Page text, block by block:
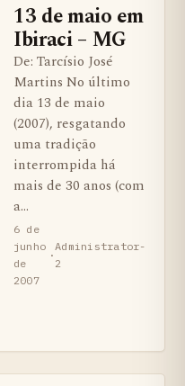
BENS QUILOMBOLAS
13 de maio em
Ibiraci – MG
De: Tarcísio José
Martins No último
dia 13 de maio
(2007), resgatando
uma tradição
interrompida há
mais de 30 anos (com
a…
6 de
junho
de
2007
·
Administrator-
2